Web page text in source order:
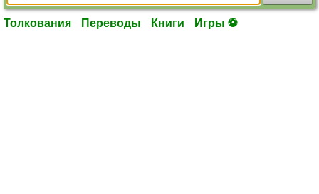
Толкования Переводы Книги Игры ⚽